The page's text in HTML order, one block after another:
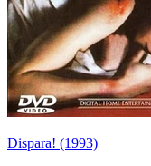
Dispara! (1993)